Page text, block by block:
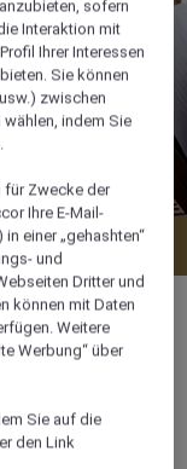
sofern
Interaktion mit
Ihrer Interessen
Sie können
zwischen
indem Sie
für Zwecke der
Ihre E-Mail-
einer „gehashten“
und
Dritter und
können mit Daten
Weitere
Werbung“ über
Sie auf die
den Link